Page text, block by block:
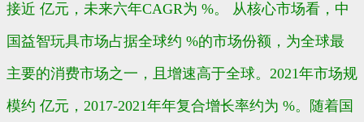
接近 亿元，未来六年CAGR为 %。 从核心市场看，中
国益智玩具市场占据全球约 %的市场份额，为全球最
主要的消费市场之一，且增速高于全球。2021年市场规
模约 亿元，2017-2021年年复合增长率约为 %。随着国